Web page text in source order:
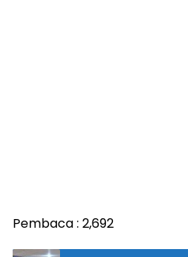
Pembaca : 2,692